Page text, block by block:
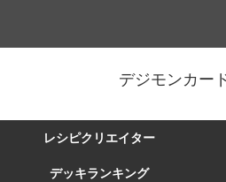
デジモンカー
レシピクリエイター
デッキランキング